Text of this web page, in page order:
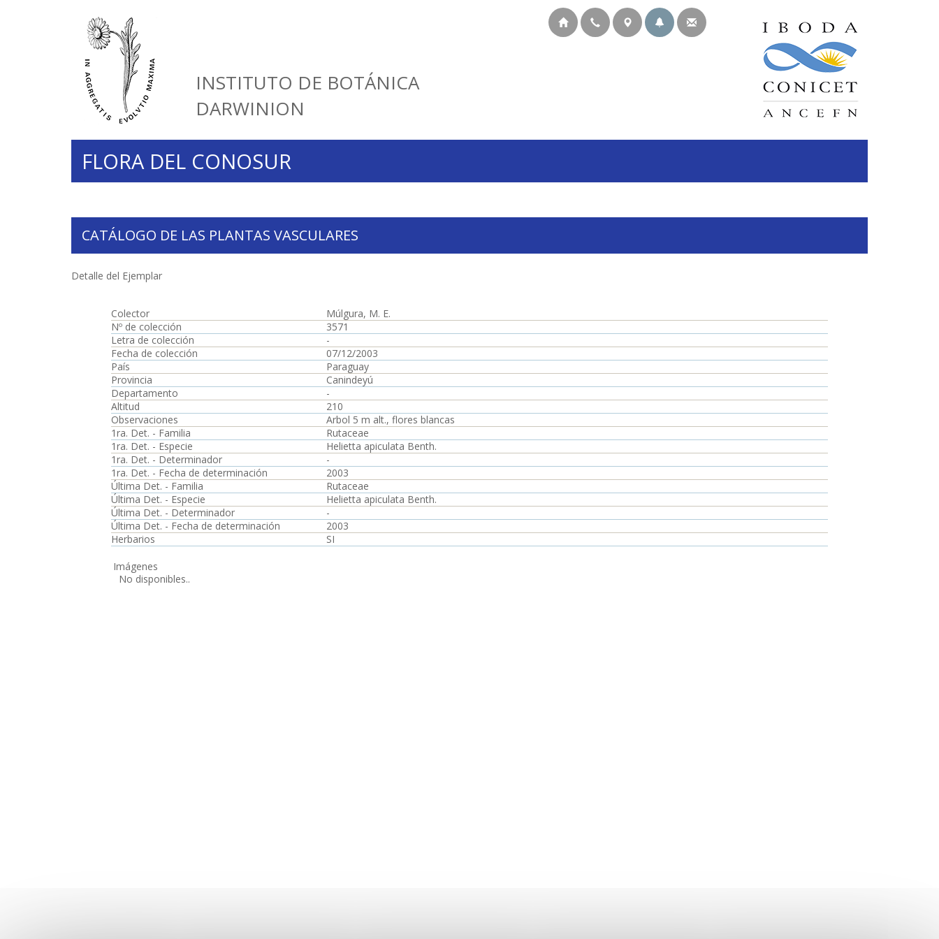
INSTITUTO DE BOTÁNICA
DARWINION
FLORA DEL CONOSUR
CATÁLOGO DE LAS PLANTAS VASCULARES
Detalle del Ejemplar
Colector
Múlgura, M. E.
Nº de colección
3571
Letra de colección
-
Fecha de colección
07/12/2003
País
Paraguay
Provincia
Canindeyú
Departamento
-
Altitud
210
Observaciones
Arbol 5 m alt., flores blancas
1ra. Det. - Familia
Rutaceae
1ra. Det. - Especie
Helietta apiculata Benth.
1ra. Det. - Determinador
-
1ra. Det. - Fecha de determinación
2003
Última Det. - Familia
Rutaceae
Última Det. - Especie
Helietta apiculata Benth.
Última Det. - Determinador
-
Última Det. - Fecha de determinación
2003
Herbarios
SI
Imágenes
No disponibles..